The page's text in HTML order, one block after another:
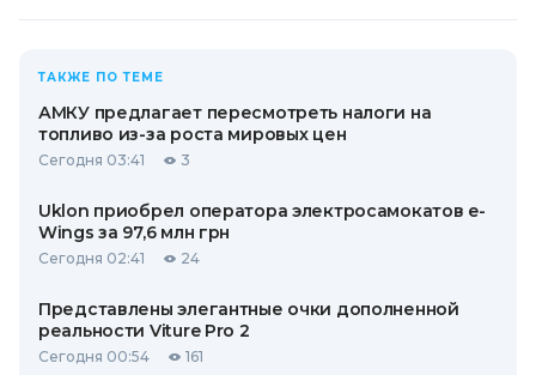
ТАКЖЕ ПО ТЕМЕ
АМКУ предлагает пересмотреть налоги на
топливо из-за роста мировых цен
Сегодня 03:41 3
Uklon приобрел оператора электросамокатов e-
Wings за 97,6 млн грн
Сегодня 02:41 24
Представлены элегантные очки дополненной
реальности Viture Pro 2
Сегодня 00:54 161